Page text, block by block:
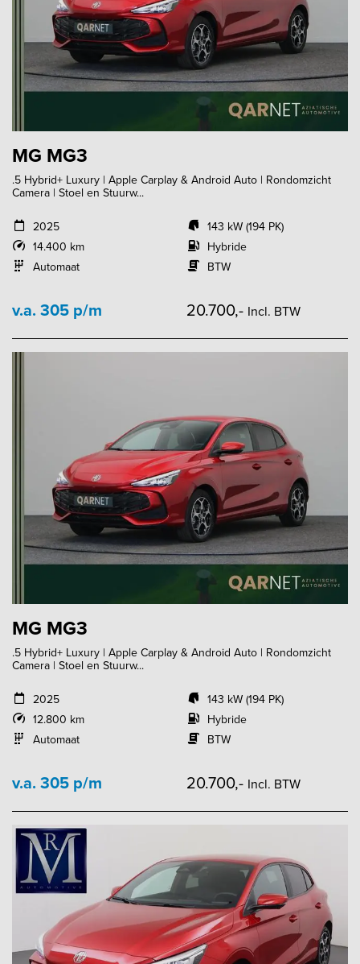
MG MG3
.5 Hybrid+ Luxury | Apple Carplay & Android Auto | Rondomzicht
Camera | Stoel en Stuurw...
2025
14.400 km
Automaat
143 kW (194 PK)
Hybride
BTW
v.a. 305 p/m 20.700,- Incl. BTW
MG MG3
.5 Hybrid+ Luxury | Apple Carplay & Android Auto | Rondomzicht
Camera | Stoel en Stuurw...
2025
12.800 km
Automaat
143 kW (194 PK)
Hybride
BTW
v.a. 305 p/m 20.700,- Incl. BTW